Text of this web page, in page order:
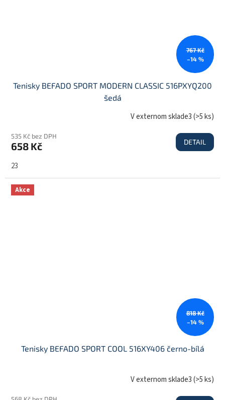
767 Kč
–14 %
Tenisky BEFADO SPORT MODERN CLASSIC 516PXYQ200
šedá
V externom sklade3(>5 ks)
535 Kč bez DPH
658 Kč DETAIL
23
Akce
818 Kč
–14 %
Tenisky BEFADO SPORT COOL 516XY406 černo-bílá
V externom sklade3(>5 ks)